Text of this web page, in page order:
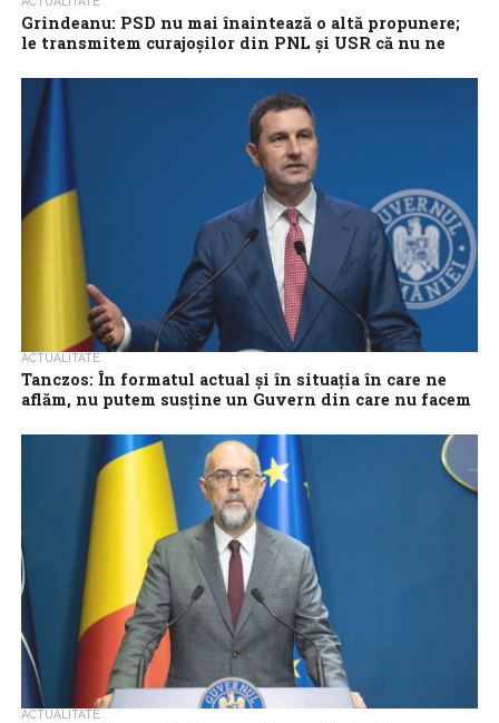
Grindeanu: PSD nu mai înaintează o altă propunere;
le transmitem curajoșilor din PNL și USR că nu ne
Președintele PSD, Sorin Grindeanu, a declarat vineri că social-
democrații nu mai înaintează o altă propunere și le-a transmis
‘curajoșilor’ din PNL și...
ACTUALITATE
Tanczos: În formatul actual și în situația în care ne
aflăm, nu putem susține un Guvern din care nu facem
UDMR nu va putea susține în formatul actual și în situația în care
se află România în prezent un Guvern din care...
ACTUALITATE